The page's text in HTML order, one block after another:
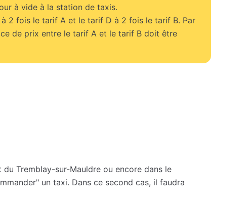
à vide à la station de taxis.
2 fois le tarif A et le tarif D à 2 fois le tarif B. Par
de prix entre le tarif A et le tarif B doit être
Tremblay-sur-Mauldre ou encore dans le
un taxi. Dans ce second cas, il faudra